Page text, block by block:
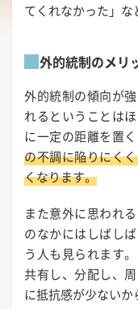
てくれなかった」な
外的統制のメリ
外的統制の傾向が
れるということは
に一定の距離を置
の不調に陥りにく
くなります。
また意外に思われ
のなかにはしばし
う人も見られます
共有し、分配し、
に抵抗感が少ないか